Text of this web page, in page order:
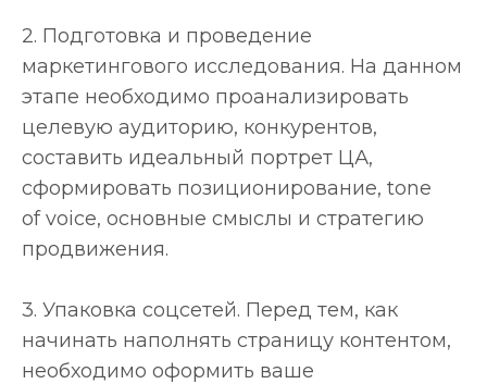
2. Подготовка и проведение
маркетингового исследования. На данном
этапе необходимо проанализировать
целевую аудиторию, конкурентов,
составить идеальный портрет ЦА,
сформировать позиционирование, tone
of voice, основные смыслы и стратегию
продвижения.
3. Упаковка соцсетей. Перед тем, как
начинать наполнять страницу контентом,
необходимо оформить ваше